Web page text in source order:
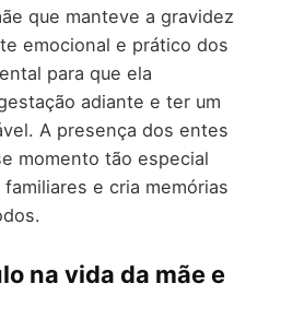
que manteve a gravidez
emocional e prático dos
para que ela
adiante e ter um
A presença dos entes
momento tão especial
e cria memórias
na vida da mãe e